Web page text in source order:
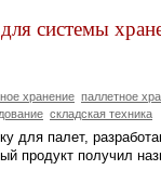
системы
хранение паллетное
складская техника
для палет,
продукт получил